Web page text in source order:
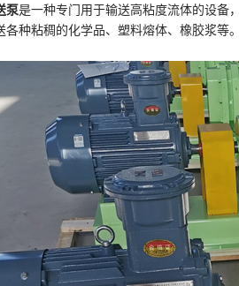
泵是一种专门用于输送高粘度流体的设备
各种粘稠的化学品、塑料熔体、橡胶浆等